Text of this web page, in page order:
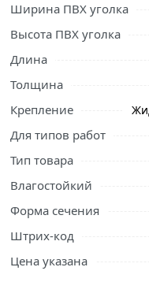
Ознакомьтесь с
описанием и отзывами
профессиональные
свяжутся с Вами для
или самовывоза.
Уголок ПВХ
являются
Предназначен для
Ширина ПВХ уголка
Высота ПВХ уголка
Длина
Толщина
Крепление
Для типов работ
Тип товара
Влагостойкий
Форма сечения
Штрих-код
Цена указана